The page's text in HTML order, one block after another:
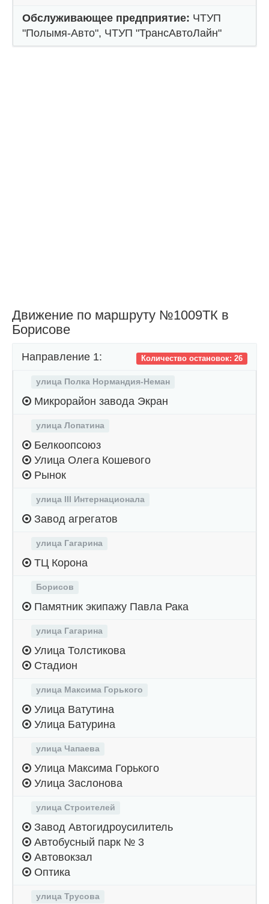
Обслуживающее предприятие: ЧТУП
"Полымя-Авто", ЧТУП "ТрансАвтоЛайн"
Движение по маршруту №1009ТК в
Борисове
Количество остановок: 26
Направление 1:
улица Полка Нормандия-Неман
Микрорайон завода Экран
улица Лопатина
Белкоопсоюз
Улица Олега Кошевого
Рынок
улица III Интернационала
Завод агрегатов
улица Гагарина
ТЦ Корона
Борисов
Памятник экипажу Павла Рака
улица Гагарина
Улица Толстикова
Стадион
улица Максима Горького
Улица Ватутина
Улица Батурина
улица Чапаева
Улица Максима Горького
Улица Заслонова
улица Строителей
Завод Автогидроусилитель
Автобусный парк № 3
Автовокзал
Оптика
улица Трусова